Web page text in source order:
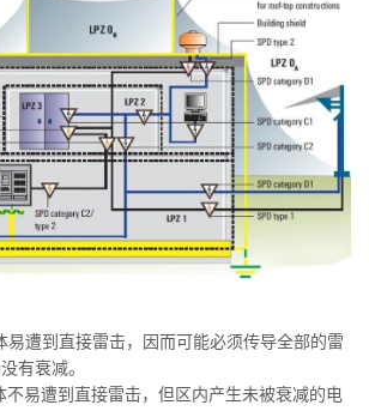
易遭到直接雷击，因而可能必须传导全部的雷
有衰减。
不易遭到直接雷击，但区内产生未被衰减的电